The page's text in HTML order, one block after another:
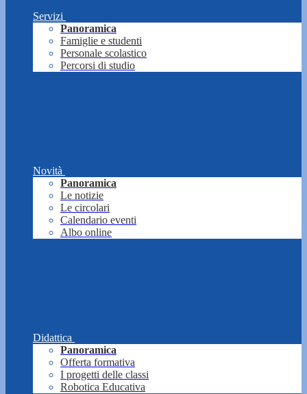
Servizi
Panoramica
Famiglie e studenti
Personale scolastico
Percorsi di studio
Novità
Panoramica
Le notizie
Le circolari
Calendario eventi
Albo online
Didattica
Panoramica
Offerta formativa
I progetti delle classi
Robotica Educativa